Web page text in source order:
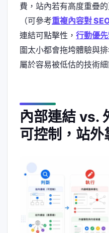
費，站內若有高度重疊
（可參考重複內容對
連結可點擊性， 行動優先
圍太小都會拖垮體驗與
屬於容易被低估的技術細
內部連結 vs.
可控制，站外